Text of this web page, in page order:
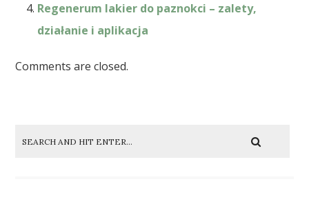
Regenerum lakier do paznokci – zalety,
działanie i aplikacja
Comments are closed.